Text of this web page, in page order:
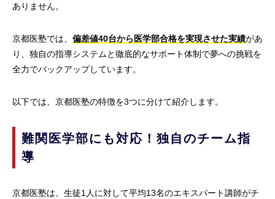
ありません。
京都医塾では、 偏差値40台から医学部合格を実現させた実績があ
り、独自の指導システムと徹底的なサポート体制で夢への挑戦を
全力でバックアップしています。
以下では、京都医塾の特徴を3つに分けて紹介します。
難関医学部にも対応！独自のチーム指
導
京都医塾は、生徒1人に対して平均13名のエキスパート講師がチ